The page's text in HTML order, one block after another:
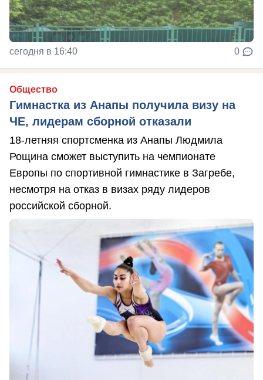
сегодня в 16:40 0
Общество
Гимнастка из Анапы получила визу на
ЧЕ, лидерам сборной отказали
18-летняя спортсменка из Анапы Людмила
Рощина сможет выступить на чемпионате
Европы по спортивной гимнастике в Загребе,
несмотря на отказ в визах ряду лидеров
российской сборной.